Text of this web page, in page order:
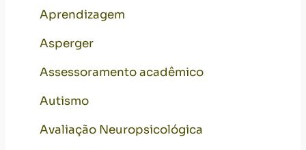
Aprendizagem
Asperger
Assessoramento acadêmico
Autismo
Avaliação Neuropsicológica